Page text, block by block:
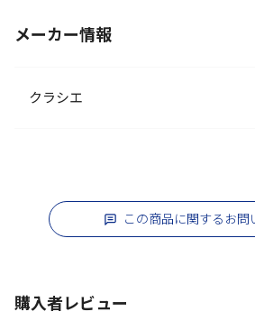
メーカー情報
クラシエ
この商品に関するお問
購入者レビュー